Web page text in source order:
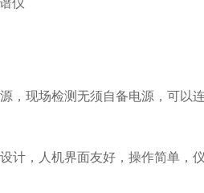
现场检测无须自备电源，可以
，人机界面友好，操作简单，